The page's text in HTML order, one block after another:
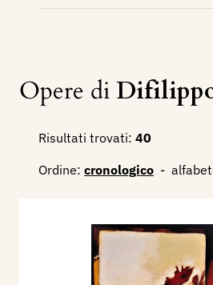
Opere di
Risultati trovati: 40
Ordine: cronologico -